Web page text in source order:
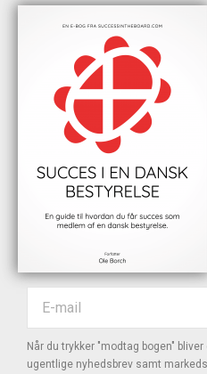
Når du trykker "modtag bogen"
ugentlige nyhedsbrev samt